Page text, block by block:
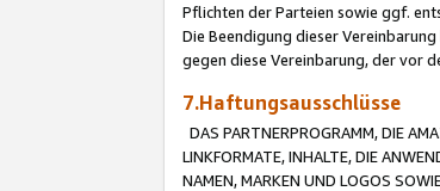
Pflichten der Parteien sowie ggf.
Die Beendigung dieser
gegen diese Vereinbarung, der vor
7.Haftungsausschlüsse
DAS PARTNERPROGRAMM, DIE
LINKFORMATE, INHALTE, DIE
NAMEN, MARKEN UND LOGOS